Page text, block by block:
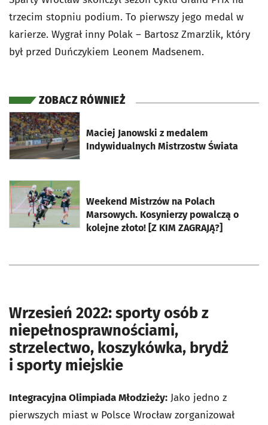
trzecim stopniu podium. To pierwszy jego medal w
karierze. Wygrał inny Polak – Bartosz Zmarzlik, który
był przed Duńczykiem Leonem Madsenem.
ZOBACZ RÓWNIEŻ
Maciej Janowski z medalem
Indywidualnych Mistrzostw Świata
otworzy się w nowej karcie
Weekend Mistrzów na Polach
Marsowych. Kosynierzy powalczą o
kolejne złoto! [Z KIM ZAGRAJĄ?]
otworzy się w nowej karcie
Wrzesień 2022: sporty osób z
niepełnosprawnościami,
strzelectwo, koszykówka, brydż
i sporty miejskie
Integracyjna Olimpiada Młodzieży: Jako jedno z
pierwszych miast w Polsce Wrocław zorganizował